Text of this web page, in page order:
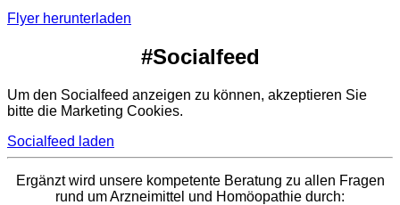
Flyer herunterladen
#Socialfeed
Um den Socialfeed anzeigen zu können, akzeptieren Sie
bitte die Marketing Cookies.
Socialfeed laden
Ergänzt wird unsere kompetente Beratung zu allen Fragen
rund um Arzneimittel und Homöopathie durch: